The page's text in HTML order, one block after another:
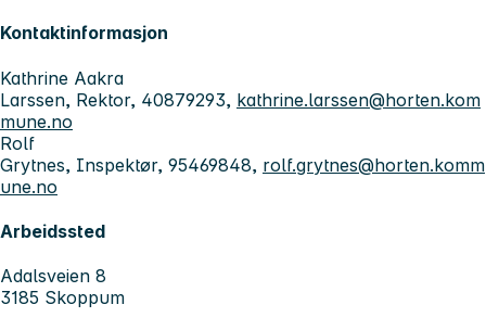
Kontaktinformasjon
Kathrine Aakra
Larssen, Rektor, 40879293, kathrine.larssen@horten.kom
mune.no
Rolf
Grytnes, Inspektør, 95469848, rolf.grytnes@horten.komm
une.no
Arbeidssted
Adalsveien 8
3185 Skoppum